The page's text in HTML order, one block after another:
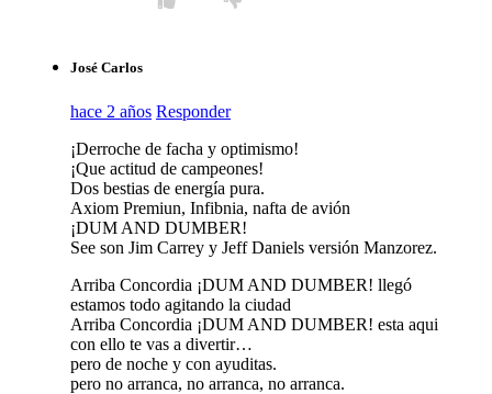
José Carlos
hace 2 años Responder
¡Derroche de facha y optimismo!
¡Que actitud de campeones!
Dos bestias de energía pura.
Axiom Premiun, Infibnia, nafta de avión
¡DUM AND DUMBER!
See son Jim Carrey y Jeff Daniels versión Manzorez.
Arriba Concordia ¡DUM AND DUMBER! llegó
estamos todo agitando la ciudad
Arriba Concordia ¡DUM AND DUMBER! esta aqui
con ello te vas a divertir…
pero de noche y con ayuditas.
pero no arranca, no arranca, no arranca.